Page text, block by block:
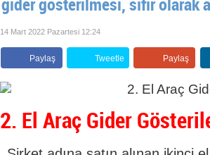
14 Mart 2022 Pazartesi 12:24
Paylaş Tweetle Paylaş
2. El Araç Gider